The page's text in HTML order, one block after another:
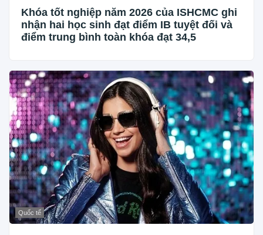
Khóa tốt nghiệp năm 2026 của ISHCMC ghi
nhận hai học sinh đạt điểm IB tuyệt đối và
điểm trung bình toàn khóa đạt 34,5
Quốc tế